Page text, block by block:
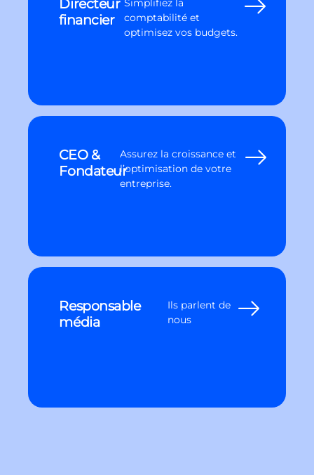
financier
comptabilité et
optimisez vos budgets.
CEO &
Fondateur
Assurez la croissance et
l’optimisation de votre
entreprise.
Responsable
média
Ils parlent de
nous